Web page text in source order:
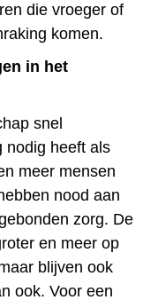
die vroeger of
komen.
in het
snel
nodig heeft als
meer mensen
nood aan
zorg. De
en meer op
blijven ook
ook. Voor een